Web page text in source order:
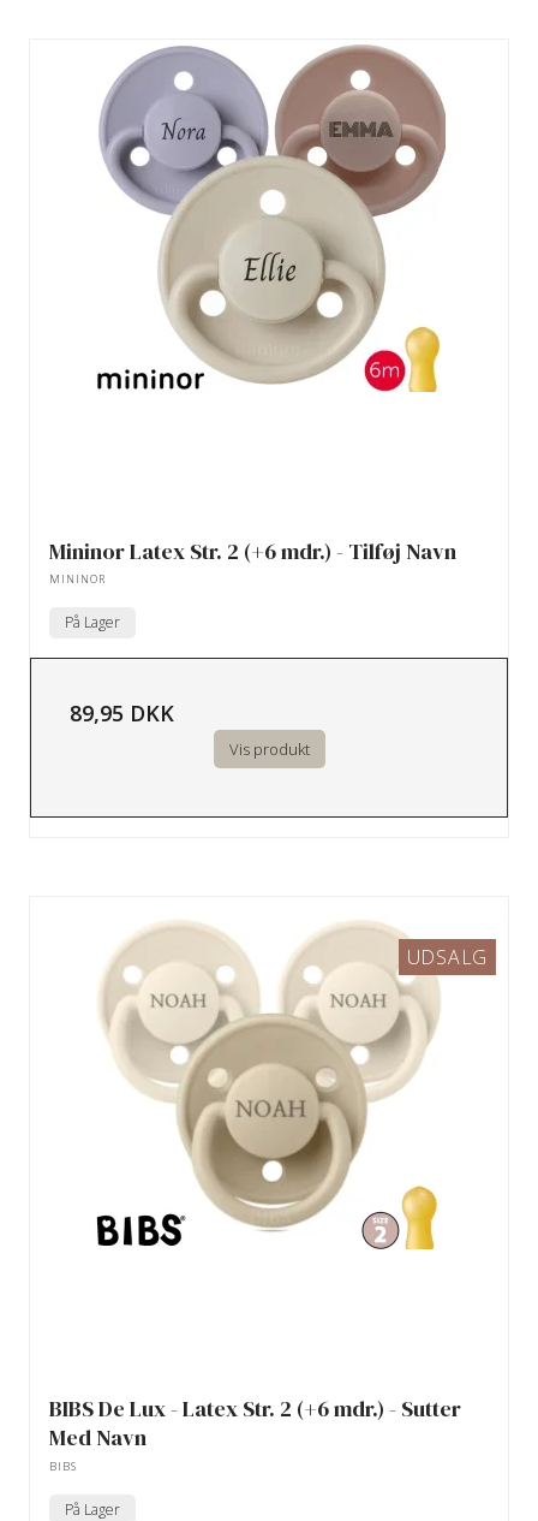
Mininor Latex Str. 2 (+6 mdr.) - Tilføj Navn
MININOR
På Lager
89,95 DKK
Vis produkt
UDSALG
BIBS De Lux - Latex Str. 2 (+6 mdr.) - Sutter
Med Navn
BIBS
På Lager